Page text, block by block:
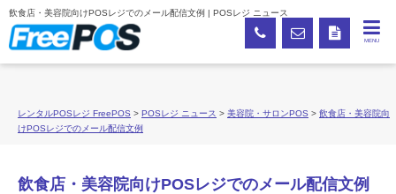
飲食店・美容院向けPOSレジでのメール配信文例 | POSレジ ニュース
MENU
レンタルPOSレジ FreePOS > POSレジ ニュース > 美容院・サロンPOS > 飲食店・美容院向
けPOSレジでのメール配信文例
飲食店・美容院向けPOSレジでのメール配信文例